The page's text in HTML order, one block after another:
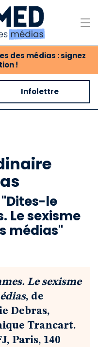
des médias : signez
!
médias
Infolettre
le
Le sexisme
médias"
Le sexisme
, de
Debras,
Trancart.
Paris, 140